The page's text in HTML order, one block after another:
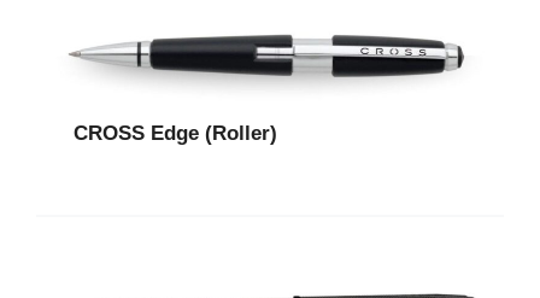
CROSS Edge (Roller)